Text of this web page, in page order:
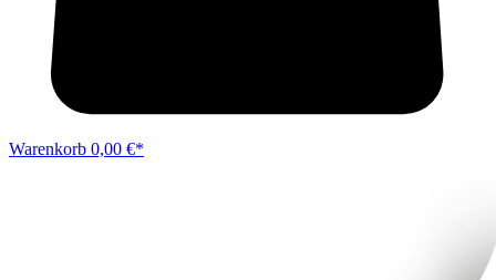
Warenkorb 0,00 €*